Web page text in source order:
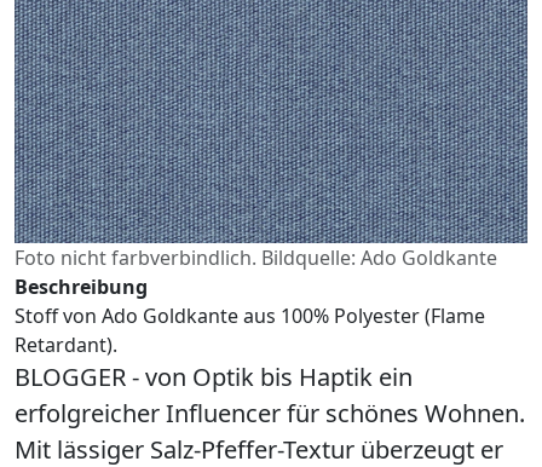
Foto nicht farbverbindlich. Bildquelle: Ado Goldkante
Beschreibung
Stoff von Ado Goldkante aus 100% Polyester (Flame
Retardant).
BLOGGER - von Optik bis Haptik ein
erfolgreicher Influencer für schönes Wohnen.
Mit lässiger Salz-Pfeffer-Textur überzeugt er